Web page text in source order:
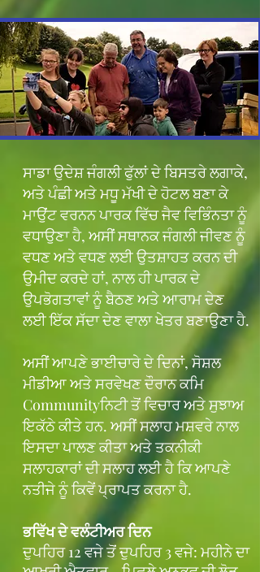
ਸਾਡਾ ਉਦੇਸ਼ ਜੰਗਲੀ ਫੁੱਲਾਂ ਦੇ ਬਿਸਤਰੇ ਲਗਾਕੇ,
ਅਤੇ ਪੰਛੀ ਅਤੇ ਮਧੂ ਮੱਖੀ ਦੇ ਹੋਟਲ ਬਣਾ ਕੇ
ਮਾਉਂਟ ਵਰਨਨ ਪਾਰਕ ਵਿੱਚ ਜੈਵ ਵਿਭਿੰਨਤਾ ਨੂੰ
ਵਧਾਉਣਾ ਹੈ, ਅਸੀਂ ਸਥਾਨਕ ਜੰਗਲੀ ਜੀਵਣ ਨੂੰ
ਵਧਣ ਅਤੇ ਵਧਣ ਲਈ ਉਤਸ਼ਾਹਤ ਕਰਨ ਦੀ
ਉਮੀਦ ਕਰਦੇ ਹਾਂ, ਨਾਲ ਹੀ ਪਾਰਕ ਦੇ
ਉਪਭੋਗਤਾਵਾਂ ਨੂੰ ਬੈਠਣ ਅਤੇ ਆਰਾਮ ਦੇਣ
ਲਈ ਇੱਕ ਸੱਦਾ ਦੇਣ ਵਾਲਾ ਖੇਤਰ ਬਣਾਉਣਾ ਹੈ.
ਅਸੀਂ ਆਪਣੇ ਭਾਈਚਾਰੇ ਦੇ ਦਿਨਾਂ, ਸੋਸ਼ਲ
ਮੀਡੀਆ ਅਤੇ ਸਰਵੇਖਣ ਦੌਰਾਨ ਕਮਿ
Communityਨਿਟੀ ਤੋਂ ਵਿਚਾਰ ਅਤੇ ਸੁਝਾਅ
ਇਕੱਠੇ ਕੀਤੇ ਹਨ. ਅਸੀਂ ਸਲਾਹ ਮਸ਼ਵਰੇ ਨਾਲ
ਇਸਦਾ ਪਾਲਣ ਕੀਤਾ ਅਤੇ ਤਕਨੀਕੀ
ਸਲਾਹਕਾਰਾਂ ਦੀ ਸਲਾਹ ਲਈ ਹੈ ਕਿ ਆਪਣੇ
ਨਤੀਜੇ ਨੂੰ ਕਿਵੇਂ ਪ੍ਰਾਪਤ ਕਰਨਾ ਹੈ.
ਭਵਿੱਖ ਦੇ ਵਲੰਟੀਅਰ ਦਿਨ
ਦੁਪਹਿਰ 12 ਵਜੇ ਤੋਂ ਦੁਪਹਿਰ 3 ਵਜੇ: ਮਹੀਨੇ ਦਾ